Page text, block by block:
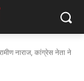
नाराज, कांग्रेस नेता ने